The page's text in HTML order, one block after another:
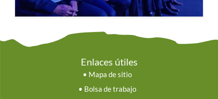
Enlaces útiles
• Mapa de sitio
• Bolsa de trabajo